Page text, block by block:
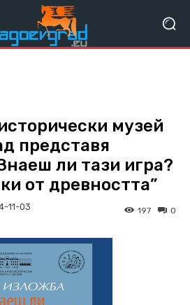
музей
представя
ли тази игра?
от древността”
11-03 0
197